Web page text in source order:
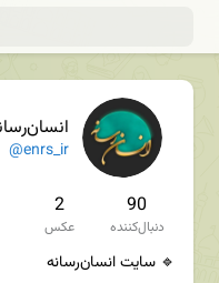
@enrs_ir
90
دنبال‌کننده
2
عکس